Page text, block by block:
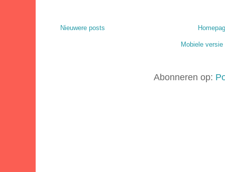
Nieuwere posts
Mobiele versie
Abonneren op: